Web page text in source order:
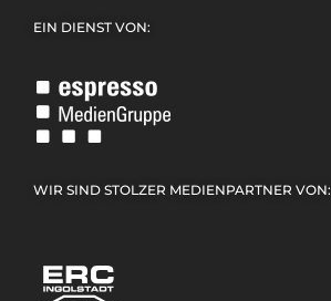
EIN DIENST VON:
WIR SIND STOLZER MEDIENPARTNER VON: